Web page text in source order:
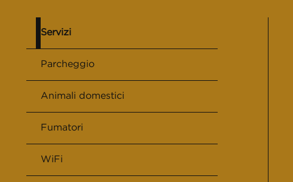
Servizi
Parcheggio
Animali domestici
Fumatori
WiFi